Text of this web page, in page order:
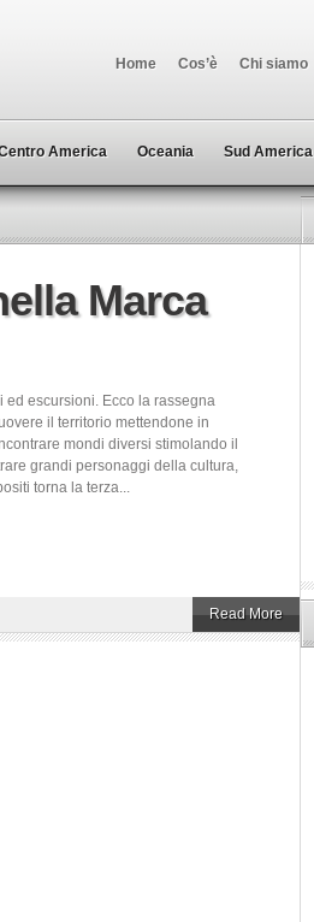
Home Cos’è Chi siamo
America Oceania Sud America
Marca
ed escursioni. Ecco la rassegna
il territorio mettendone in
mondi diversi stimolando il
grandi personaggi della cultura,
torna la terza...
Read More